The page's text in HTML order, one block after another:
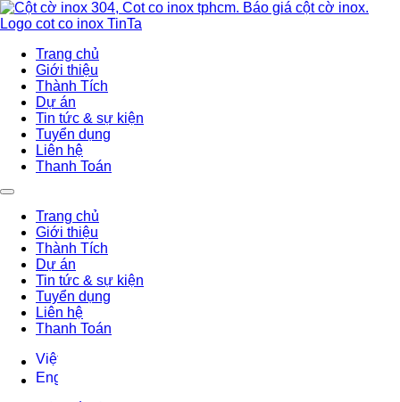
Trang chủ
Giới thiệu
Thành Tích
Dự án
Tin tức & sự kiện
Tuyển dụng
Liên hệ
Thanh Toán
Trang chủ
Giới thiệu
Thành Tích
Dự án
Tin tức & sự kiện
Tuyển dụng
Liên hệ
Thanh Toán